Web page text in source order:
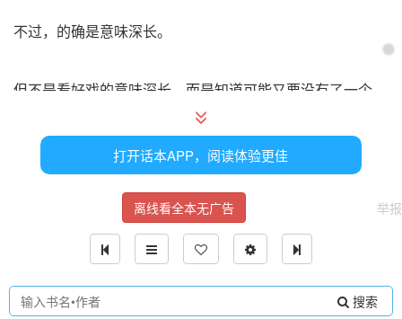
不过，的确是意味深长。
但不是看好戏的意味深长，而是知道可能又要没有了一个
柱，而更到难过的那种意味深长。
只是，这样的想法没一会，他们就看见了小小一只跑过来的
祢豆子，然后被祢豆子血鬼术焚烧的宇髄天元。
宇髄天元：“……”
打开话本APP，阅读体验更佳
离线看全本无广告 举报
搜索